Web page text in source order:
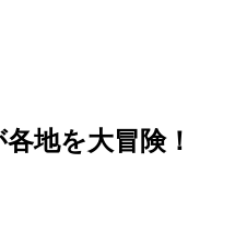
地を大冒険！